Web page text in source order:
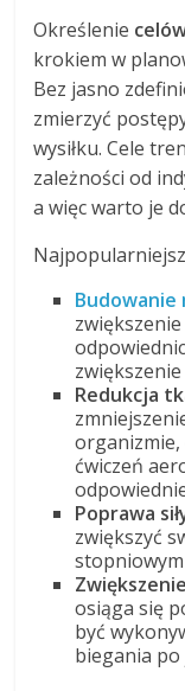
Określenie
krokiem w
Bez jasno
zmierzyć
wysiłku. Cele
zależności od
a więc warto je
Budowanie
Redukcja
organizmie,
ćwiczeń
Poprawa
zwiększyć
osiąga się
być
biegania po